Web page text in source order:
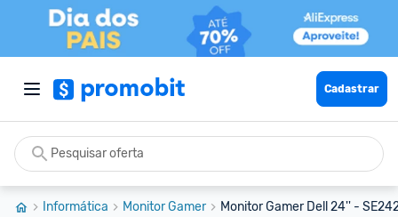
Cadastrar
Informática Monitor Gamer Monitor Gamer Dell 24'' -